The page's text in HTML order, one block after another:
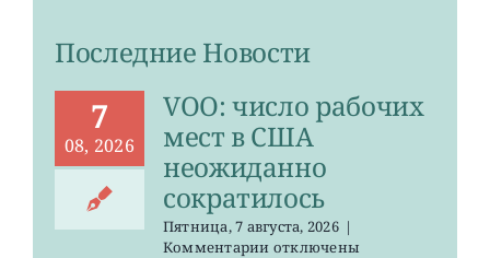
Последние Новости
7
08, 2026
VOO: число рабочих
мест в США
неожиданно
сократилось
Пятница, 7 августа, 2026 |
Комментариикотключены